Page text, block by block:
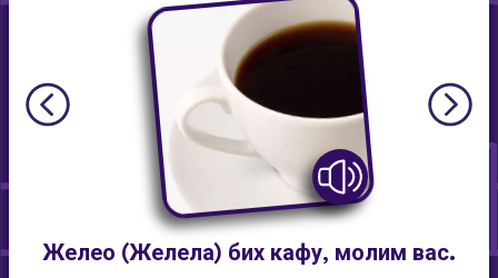
Желео (Желела) бих кафу, молим вас.